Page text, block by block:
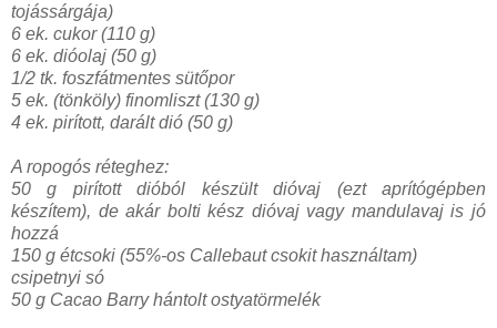
tojássárgája)
6 ek. cukor (110 g)
6 ek. dióolaj (50 g)
1/2 tk. foszfátmentes sütőpor
5 ek. (tönköly) finomliszt (130 g)
4 ek. pirított, darált dió (50 g)
A ropogós réteghez:
50 g pirított dióból készült dióvaj (ezt aprítógépben
készítem), de akár bolti kész dióvaj vagy mandulavaj is jó
hozzá
150 g étcsoki (55%-os Callebaut csokit használtam)
csipetnyi só
50 g Cacao Barry hántolt ostyatörmelék